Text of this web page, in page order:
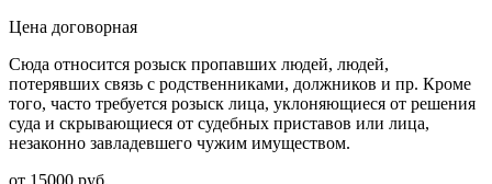
Цена договорная
Сюда относится розыск пропавших людей, людей,
потерявших связь с родственниками, должников и пр. Кроме
того, часто требуется розыск лица, уклоняющиеся от решения
суда и скрывающиеся от судебных приставов или лица,
незаконно завладевшего чужим имуществом.
от 15000 руб.